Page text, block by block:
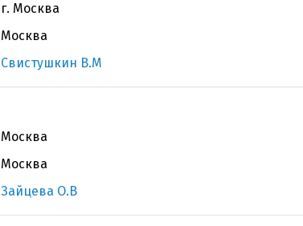
г. Москва
Москва
Свистушкин В.М
Москва
Москва
Зайцева О.В